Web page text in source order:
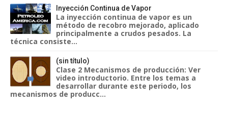
Inyección Continua de Vapor
La inyección continua de vapor es un
método de recobro mejorado, aplicado
principalmente a crudos pesados. La
técnica consiste...
(sin título)
Clase 2 Mecanismos de producción: Ver
video introductorio. Entre los temas a
desarrollar durante este periodo, los
mecanismos de producc...